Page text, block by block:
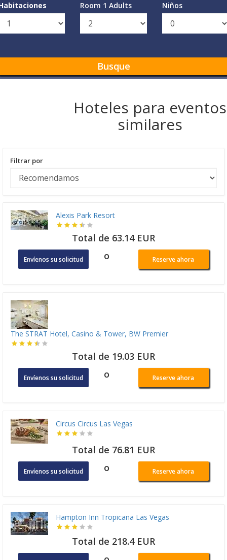
Room 1 Adults Niños
Busque
Hoteles para eventos
similares
Filtrar por
Alexis Park Resort
Total de 63.14 EUR
Envíenos su solicitud o Reserve ahora
The STRAT Hotel, Casino & Tower, BW Premier
Total de 19.03 EUR
Envíenos su solicitud o Reserve ahora
Circus Circus Las Vegas
Total de 76.81 EUR
Envíenos su solicitud o Reserve ahora
Hampton Inn Tropicana Las Vegas
Total de 218.4 EUR